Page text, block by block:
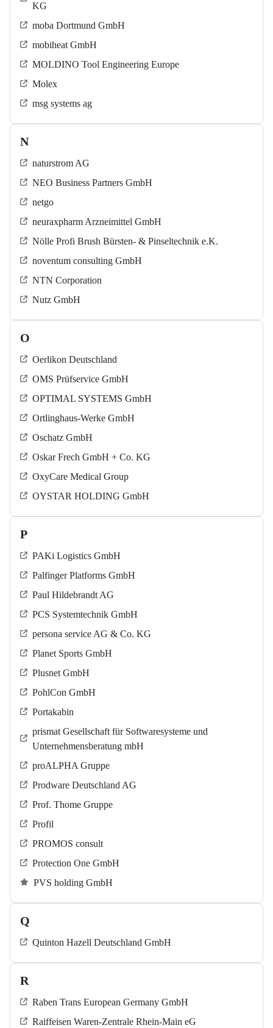
KG
moba Dortmund GmbH
mobiheat GmbH
MOLDINO Tool Engineering Europe
Molex
msg systems ag
N
naturstrom AG
NEO Business Partners GmbH
netgo
neuraxpharm Arzneimittel GmbH
Nölle Profi Brush Bürsten- & Pinseltechnik e.K.
noventum consulting GmbH
NTN Corporation
Nutz GmbH
O
Oerlikon Deutschland
OMS Prüfservice GmbH
OPTIMAL SYSTEMS GmbH
Ortlinghaus-Werke GmbH
Oschatz GmbH
Oskar Frech GmbH + Co. KG
OxyCare Medical Group
OYSTAR HOLDING GmbH
P
PAKi Logistics GmbH
Palfinger Platforms GmbH
Paul Hildebrandt AG
PCS Systemtechnik GmbH
persona service AG & Co. KG
Planet Sports GmbH
Plusnet GmbH
PohlCon GmbH
Portakabin
prismat Gesellschaft für Softwaresysteme und
Unternehmensberatung mbH
proALPHA Gruppe
Prodware Deutschland AG
Prof. Thome Gruppe
Profil
PROMOS consult
Protection One GmbH
PVS holding GmbH
Q
Quinton Hazell Deutschland GmbH
R
Raben Trans European Germany GmbH
Raiffeisen Waren-Zentrale Rhein-Main eG